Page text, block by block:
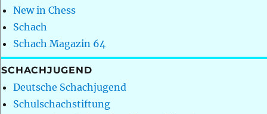
New in Chess
Schach
Schach Magazin 64
SCHACHJUGEND
Deutsche Schachjugend
Schulschachstiftung